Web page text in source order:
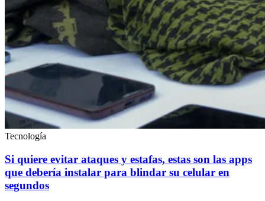
Tecnología
Si quiere evitar ataques y estafas, estas son las apps
que debería instalar para blindar su celular en
segundos